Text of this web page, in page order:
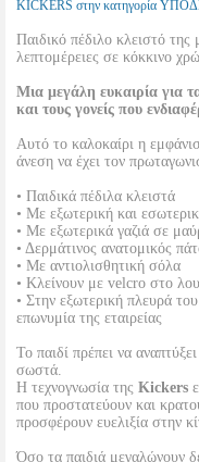
KICKERS στην κατηγορία
Παιδικό πέδιλο κλειστό της
λεπτομέρειες σε κόκκινο
Μια μεγάλη ευκαιρία για
και τους γονείς που
Αυτό το καλοκαίρι η
άνεση να έχει τον
• Παιδικά πέδιλα κλειστά
• Με εξωτερική και
• Με εξωτερικά γαζιά σε
• Δερμάτινος ανατομικός
• Με αντιολισθητική σόλα
• Κλείνουν με velcro στο
• Στην εξωτερική πλευρά
επωνυμία της εταιρείας
Το παιδί πρέπει να
σωστά.
Η τεχνογνωσία της Kickers
που προστατεύουν και
προσφέρουν ευελιξία στην
Όσο τα παιδιά μεγαλώνουν